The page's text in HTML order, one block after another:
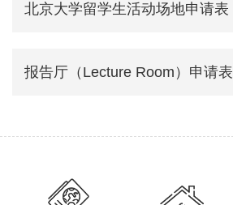
北京大学留学生活动场地申请表
报告厅（Lecture Room）申请表